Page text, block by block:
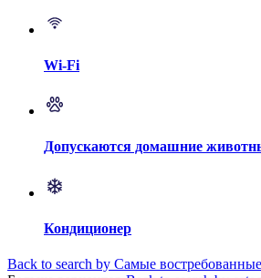
Wi-Fi
Допускаются домашние
Кондиционер
Back to search by Самые востребованные